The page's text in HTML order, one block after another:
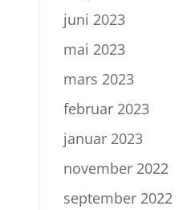
juni 2023
mai 2023
mars 2023
februar 2023
januar 2023
november 2022
september 2022